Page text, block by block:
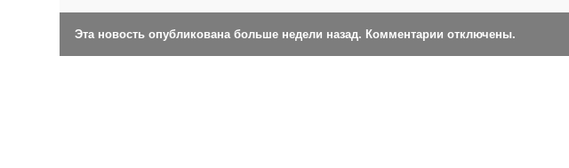
Эта новость опубликована больше недели назад. Комментарии отключены.